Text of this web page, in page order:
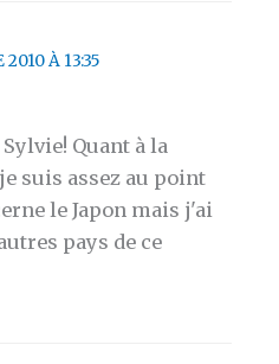
À 13:35
Quant à la
suis assez au point
le Japon mais j'ai
pays de ce